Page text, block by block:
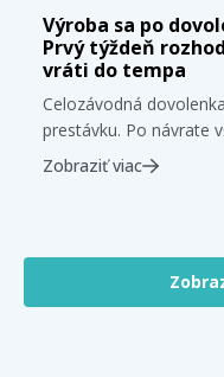
Výroba sa po
Prvý týždeň
vráti do tempa
Celozávodná
prestávku. Po návrate
„pokračovať“.
plynulo, alebo bude
Reštart prevádzky […]
Zobraziť viac